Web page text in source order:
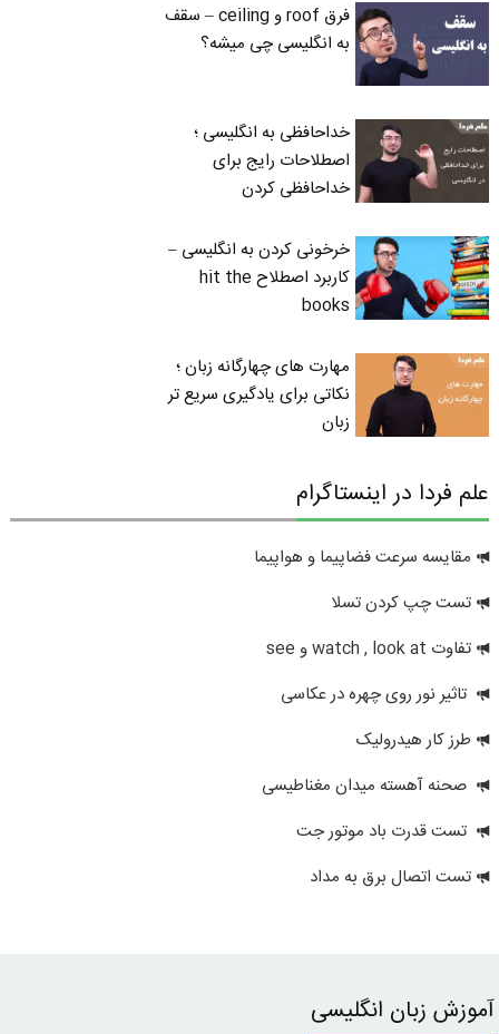
فرق roof و ceiling – سقف
به انگلیسی چی میشه؟
خداحافظی به انگلیسی ؛
اصطلاحات رایج برای
خداحافظی کردن
خرخونی کردن به انگلیسی –
کاربرد اصطلاح hit the
books
مهارت های چهارگانه زبان ؛
نکاتی برای یادگیری سریع تر
زبان
علم فردا در اینستاگرام
مقایسه سرعت فضاپیما و هواپیما
تست چپ کردن تسلا
تفاوت watch , look at و see
تاثیر نور روی چهره در عکاسی
طرز کار هیدرولیک
صحنه آهسته میدان مغناطیسی
تست قدرت باد موتور جت
تست اتصال برق به مداد
آموزش زبان انگلیسی